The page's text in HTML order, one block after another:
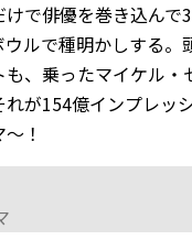
で俳優を巻き込ん
ルで種明かしする
、乗ったマイケル
が154億インプレッ
！